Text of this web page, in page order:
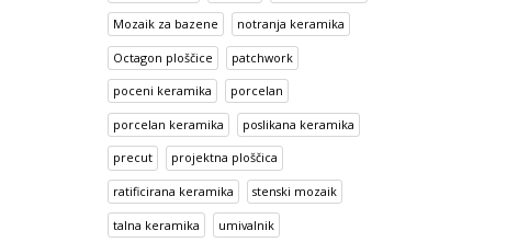
Mozaik za bazene notranja keramika
Octagon ploščice patchwork
poceni keramika porcelan
porcelan keramika poslikana keramika
precut projektna ploščica
ratificirana keramika stenski mozaik
talna keramika umivalnik